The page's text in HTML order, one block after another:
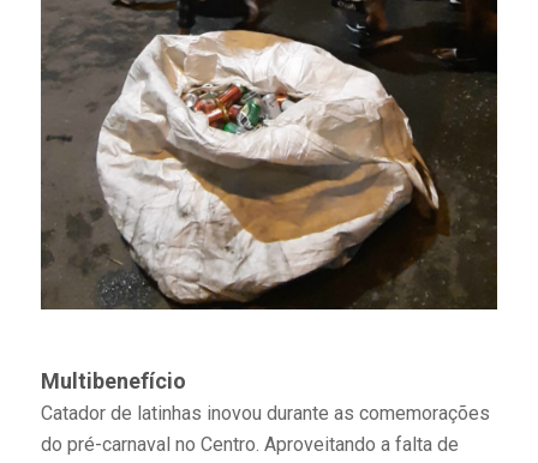
Multibenefício
Catador de latinhas inovou durante as comemorações
do pré-carnaval no Centro. Aproveitando a falta de